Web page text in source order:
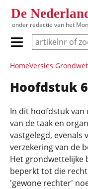
De
onder redactie van het
Primair menu tonen/
Hoofdnavigatie
HomeVersies Grondwet
Hoofdstuk
In dit hoofdstuk van
van de taak en
vastgelegd,
verzekering van de
Het grondwettelijke
beperkt tot die
'gewone rechter'